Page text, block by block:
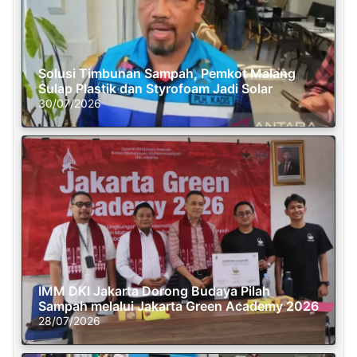
Solusi Timbunan Sampah, Pemkot Malang
Sulap Plastik dan Styrofoam Jadi Solar
30/07/2026
IMM DKI Jakarta Dorong Budaya Pilah
Sampah melalui Jakarta Green Academy 2026
28/07/2026